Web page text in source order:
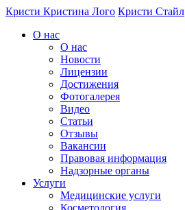
Перейти к основному содержанию
Кристи Кристина Лого Кристи Стайл
О нас
О нас
Новости
Лицензии
Достижения
Фотогалерея
Видео
Статьи
Отзывы
Вакансии
Правовая информация
Надзорные органы
Услуги
Медицинские услуги
Косметология